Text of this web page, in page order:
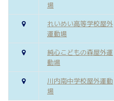
場
れいめい高等学校屋外
運動場
純心こどもの森屋外運
動場
川内南中学校屋外運動
場